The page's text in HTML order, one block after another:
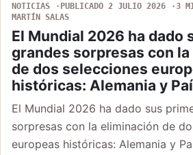
NOTICIAS PUBLICADO 2 JULIO 2026
3
MARTÍN SALAS
El Mundial 2026 ha dado
grandes sorpresas con
de dos selecciones
históricas: Alemania y
El Mundial 2026 ha dado sus
sorpresas con la eliminación de
europeas históricas: Alemania y